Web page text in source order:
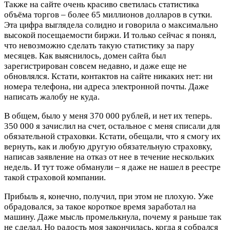
Также на сайте очень красиво светилась статистика
объёма торгов – более 65 миллионов долларов в сутки.
Эта цифра выглядела солидно и говорила о максимально
высокой посещаемости биржи. И только сейчас я понял,
что невозможно сделать такую статистику за пару
месяцев. Как выяснилось, домен сайта был
зарегистрирован совсем недавно, и даже еще не
обновлялся. Кстати, контактов на сайте никаких нет: ни
номера телефона, ни адреса электронной почты. Даже
написать жалобу не куда.
В общем, было у меня 370 000 рублей, и нет их теперь.
350 000 я зачислил на счет, остальное с меня списали для
обязательной страховки. Кстати, обещали, что я смогу их
вернуть, как и любую другую обязательную страховку,
написав заявление на отказ от нее в течение нескольких
недель. И тут тоже обманули – я даже не нашел в реестре
такой страховой компании.
Прибыль я, конечно, получил, при этом не плохую. Уже
обрадовался, за такое короткое время заработал на
машину. Даже мысль промелькнула, почему я раньше так
не сделал. Но радость моя закончилась, когда я собрался